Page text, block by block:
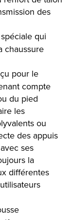
des
qui
chaussure
pour le
compte
du pied
les
ou
des appuis
ses
la
différentes